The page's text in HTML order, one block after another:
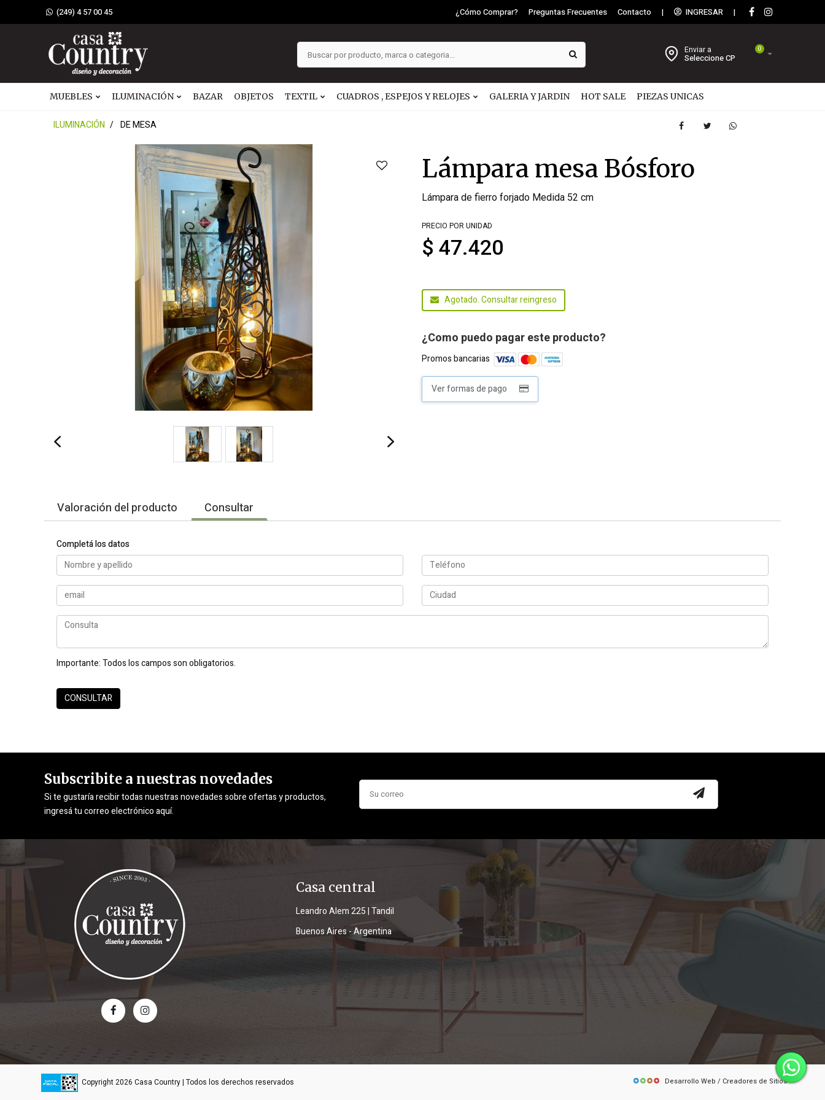
(249) 4 57 00 45 ¿Cómo Comprar? Preguntas Frecuentes Contacto | INGRESAR |
0
Enviar a
Seleccione CP
MUEBLES ILUMINACIÓN BAZAR OBJETOS TEXTIL CUADROS , ESPEJOS Y RELOJES GALERIA Y JARDIN HOT SALE PIEZAS UNICAS
ILUMINACIÓN DE MESA
Lámpara mesa Bósforo
Lámpara de fierro forjado Medida 52 cm
PRECIO POR UNIDAD
$ 47.420
Agotado. Consultar reingreso
¿Como puedo pagar este producto?
Promos bancarias
Ver formas de pago
Valoración del producto Consultar
Completá los datos
Importante:Todos los campos son obligatorios.
Subscribite a nuestras novedades
Si te gustaría recibir todas nuestras novedades sobre ofertas y productos,
ingresá tu correo electrónico aquí.
Casa central
Leandro Alem 225 | Tandil
Buenos Aires - Argentina
Copyright 2026 Casa Country | Todos los derechos reservados Desarrollo Web / Creadores de Sitios